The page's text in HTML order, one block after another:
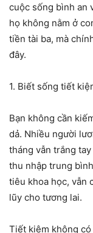
cuộc sống bình an
họ không nằm ở
tiền tài ba, mà
đây.
1. Biết sống tiết
Bạn không cần
dả. Nhiều người
tháng vẫn trắng
thu nhập trung
tiêu khoa học, vẫn
lũy cho tương lai.
Tiết kiệm không